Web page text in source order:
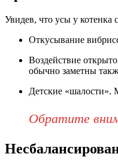
Увидев, что усы у котенка
Откусывание
Воздействие
обычно заметны
Детские «шалости».
Обратите